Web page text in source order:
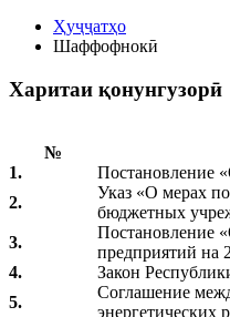
Ҳуҷҷатҳо
Шаффофнокӣ
Харитаи қонунгузорӣ
№
1.
Постановление
2.
Указ «О мерах
бюджетных
3.
Постановление
предприятий на
4.
Закон
5.
Соглашение
энергетических